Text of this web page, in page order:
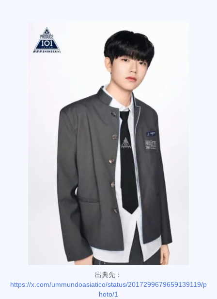
出典先：
https://x.com/ummundoasiatico/status/2017299679659139119/p
hoto/1